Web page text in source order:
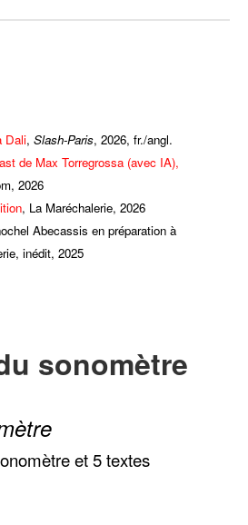
Dali, Slash-Paris, 2026, fr./angl.
de Max Torregrossa (avec IA),
2026
, La Maréchalerie, 2026
Abecassis en préparation à
inédit, 2025
sonomètre
et 5 textes